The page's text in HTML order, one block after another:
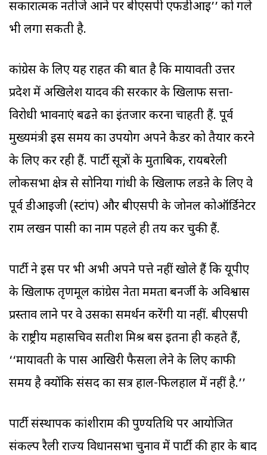
सकारात्मक नतीजे आने पर बीएसपी एफडीआइ’’ को गले
भी लगा सकती है.
कांग्रेस के लिए यह राहत की बात है कि मायावती उत्तर
प्रदेश में अखिलेश यादव की सरकार के खिलाफ सत्ता-
विरोधी भावनाएं बढऩे का इंतजार करना चाहती हैं. पूर्व
मुख्यमंत्री इस समय का उपयोग अपने कैडर को तैयार करने
के लिए कर रही हैं. पार्टी सूत्रों के मुताबिक, रायबरेली
लोकसभा क्षेत्र से सोनिया गांधी के खिलाफ लडऩे के लिए वे
पूर्व डीआइजी (स्टांप) और बीएसपी के जोनल कोऑर्डिनेटर
राम लखन पासी का नाम पहले ही तय कर चुकी हैं.
पार्टी ने इस पर भी अभी अपने पत्ते नहीं खोले हैं कि यूपीए
के खिलाफ तृणमूल कांग्रेस नेता ममता बनर्जी के अविश्वास
प्रस्ताव लाने पर वे उसका समर्थन करेंगी या नहीं. बीएसपी
के राष्ट्रीय महासचिव सतीश मिश्र बस इतना ही कहते हैं,
‘‘मायावती के पास आखिरी फैसला लेने के लिए काफी
समय है क्योंकि संसद का सत्र हाल-फिलहाल में नहीं है.’’
पार्टी संस्थापक कांशीराम की पुण्यतिथि पर आयोजित
संकल्प रैली राज्य विधानसभा चुनाव में पार्टी की हार के बाद